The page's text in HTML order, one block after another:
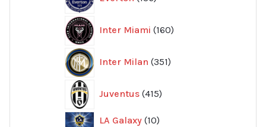
produkter
Inter Miami 160
produkter
Inter Milan 351
produkter
Juventus 415
produkter
LA Galaxy 1010